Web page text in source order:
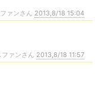
ァンさん 2013,8/18 15:04
ァンさん 2013,8/18 11:57